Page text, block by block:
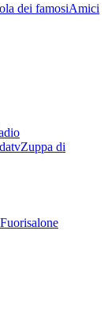
dei famosiAmici
Zuppa di
Fuorisalone